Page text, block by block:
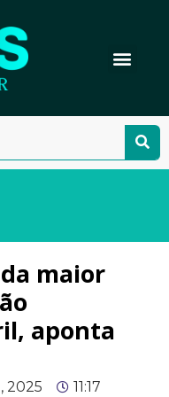
maior
aponta
2025 11:17